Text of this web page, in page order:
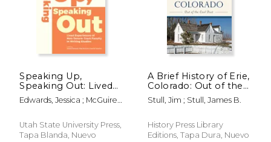
dcto. $ 17.42 dcto.
Speaking Up,
Speaking Out: Lived
Experiences of Non-
Tenure-Track Faculty
Inglés)
Edwards, Jessica ; McGuire,
Utah State University Press,
Tapa Blanda, Nuevo
A Brief History of Erie,
Colorado: Out of the
Coal Dust (en Inglés)
Stull, Jim ; Stull, James B.
History Press Library
Editions, Tapa Dura, Nuevo